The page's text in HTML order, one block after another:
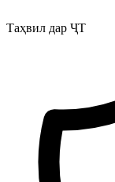
Таҳвил дар ҶТ